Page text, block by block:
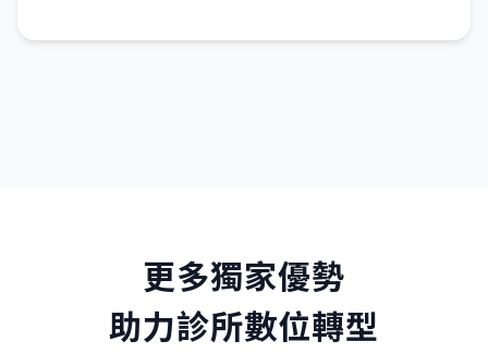
更多獨家優勢
助力診所數位轉型